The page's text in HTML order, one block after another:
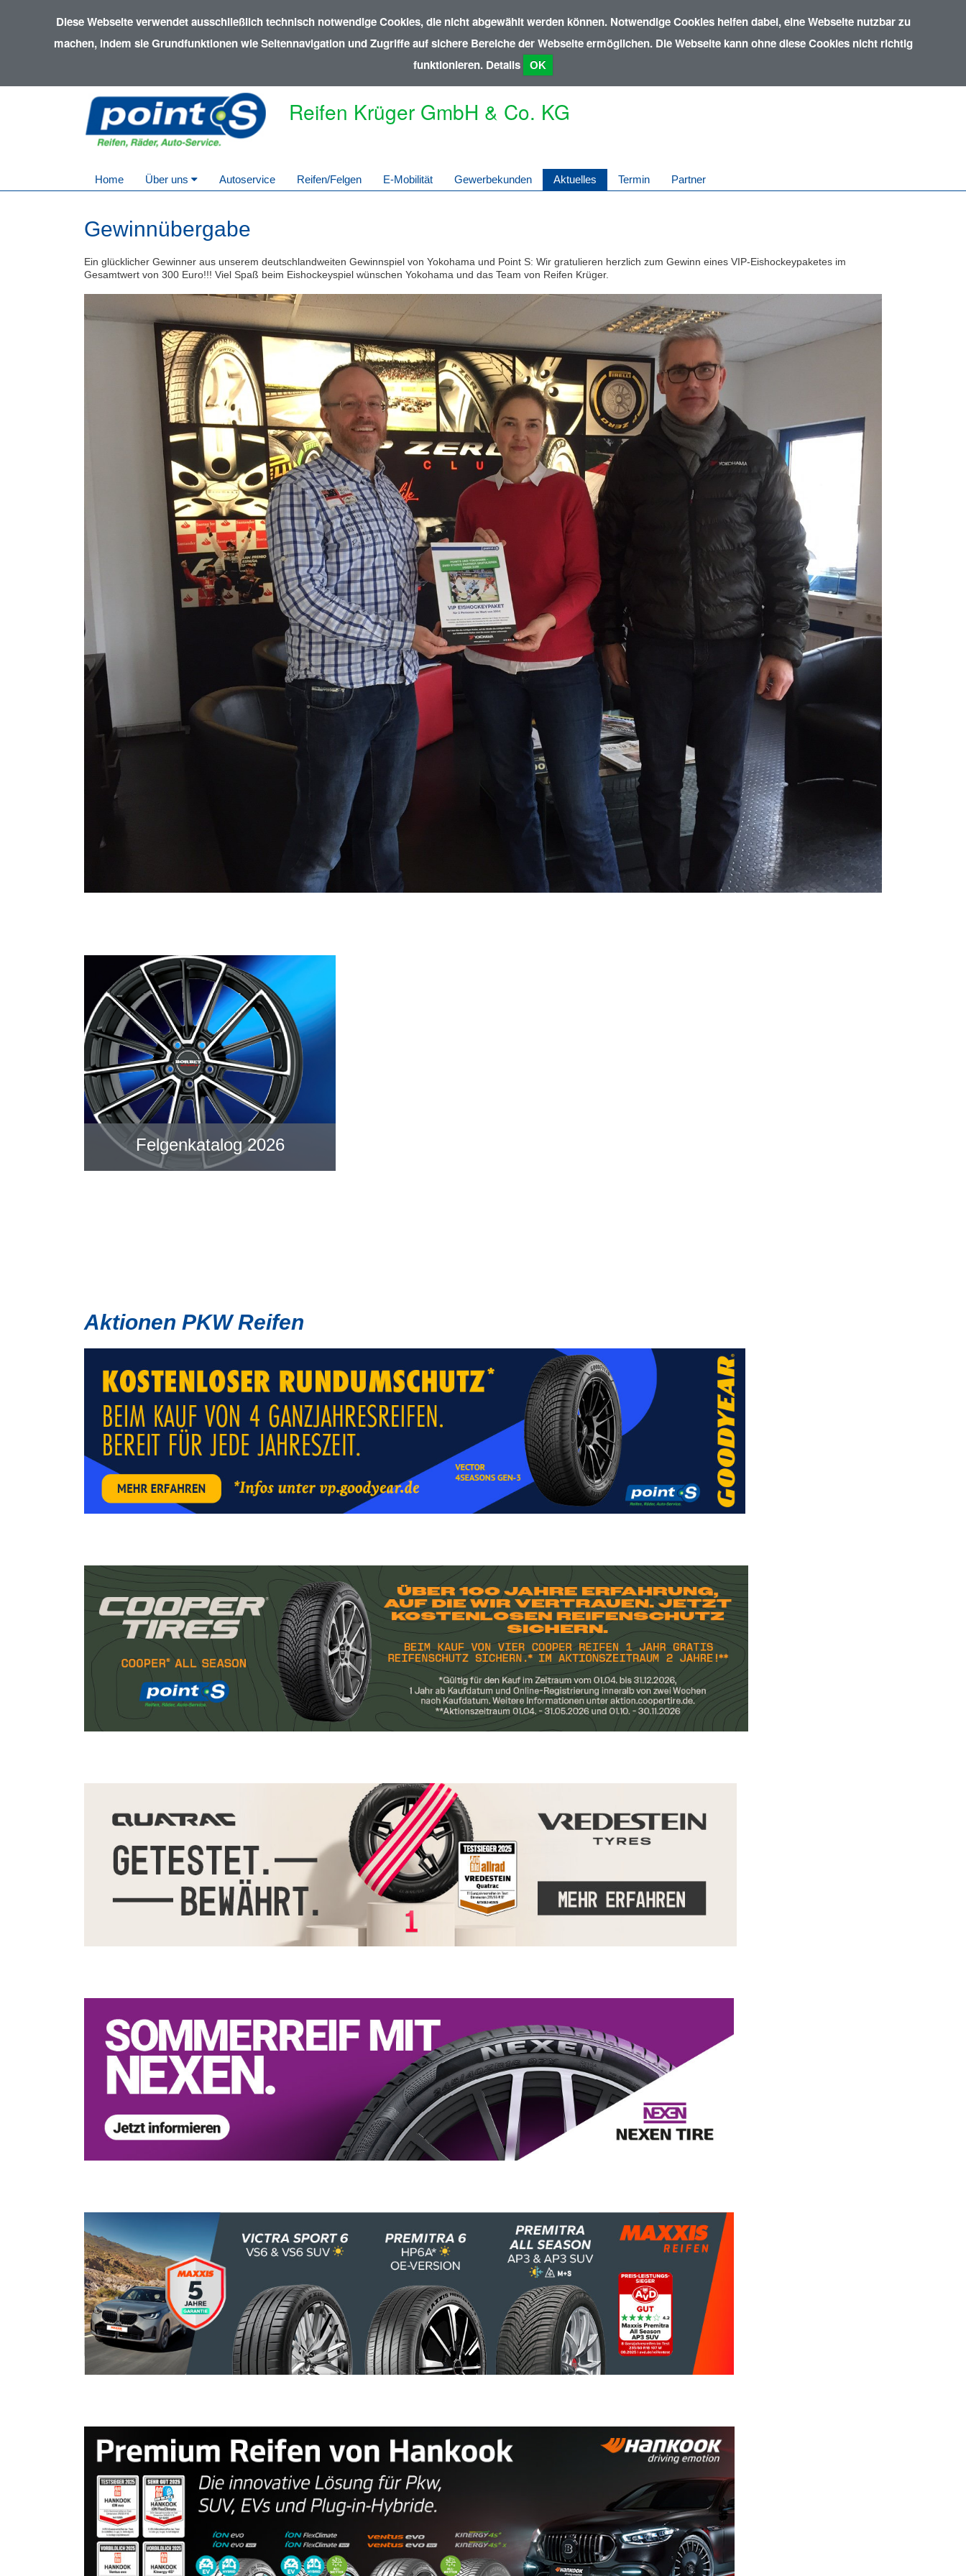
Diese Webseite verwendet ausschließlich technisch notwendige Cookies, die nicht abgewählt werden können. Notwendige Cookies helfen dabei, eine Webseite nutzbar zu
machen, indem sie Grundfunktionen wie Seitennavigation und Zugriffe auf sichere Bereiche der Webseite ermöglichen. Die Webseite kann ohne diese Cookies nicht richtig
funktionieren. Details OK
Reifen Krüger GmbH & Co. KG
Home Über uns Autoservice Reifen/Felgen E-Mobilität Gewerbekunden Aktuelles Termin Partner
Gewinnübergabe
Ein glücklicher Gewinner aus unserem deutschlandweiten Gewinnspiel von Yokohama und Point S: Wir gratulieren herzlich zum Gewinn eines VIP-Eishockeypaketes im
Gesamtwert von 300 Euro!!! Viel Spaß beim Eishockeyspiel wünschen Yokohama und das Team von Reifen Krüger.
Felgenkatalog 2026
Aktionen PKW Reifen